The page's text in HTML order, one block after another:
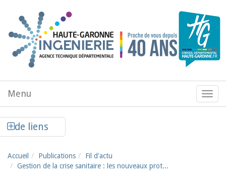
Menu
de
Menu
de liens
Accueil Publications
Fil d'actu
Gestion de la crise sanitaire : les nouveaux prot...